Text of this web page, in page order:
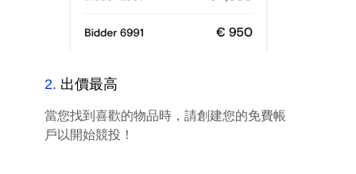
2. 出價最高
當您找到喜歡的物品時，請創建您的免費帳
戶以開始競投！